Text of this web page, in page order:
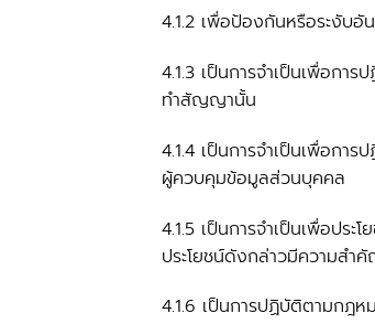
4.1.2 เพื่อป้องกันหรือระงับ
4.1.3 เป็นการจำเป็นเพื่อก
ทำสัญญานั้น
4.1.4 เป็นการจำเป็นเพื่อกา
ผู้ควบคุมข้อมูลส่วนบุคคล
4.1.5 เป็นการจำเป็นเพื่อป
ประโยชน์ดังกล่าวมีความส
4.1.6 เป็นการปฏิบัติตามกฎ